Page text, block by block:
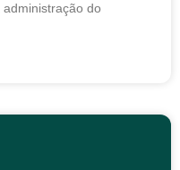
do